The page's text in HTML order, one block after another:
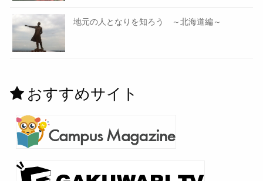
地元の人となりを知ろう ～北海道編～
おすすめサイト